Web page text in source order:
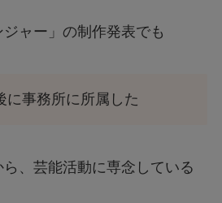
ジャー」の制作発表でも
に事務所に所属した
、芸能活動に専念している